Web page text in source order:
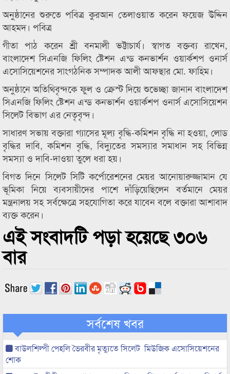
অনুষ্ঠানের শুরুতে পবিত্র কুরআন তেলাওয়াত করেন ফয়েজ উদ্দিন
আহমদ। পবিত্র
গীতা পাঠ করেন শ্রী বনমালী ভট্টাচার্য। স্বাগত বক্তব্য রাখেন,
বাংলাদেশ সিএনজি ফিলিং ষ্টেশন এন্ড কনভার্শন ওয়ার্কশপ ওনার্স
এসোসিয়েশনের সাংগঠনিক সম্পাদক আলী আফছার মো. ফাহিম।
অনুষ্ঠানে অতিথিবৃন্দকে ফুল ও ক্রেস্ট দিয়ে শুভেচ্ছা জানান বাংলাদেশ
সিএনজি ফিলিং ষ্টেশন এন্ড কনভার্শন ওয়ার্কশপ ওনার্স এসোসিয়েশন
সিলেট বিভাগ এর নেতৃবৃন্দ।
সাধারণ সভায় বক্তারা গ্যাসের মূল্য বৃদ্ধি-কমিশন বৃদ্ধি না হওয়া, লোড
বৃদ্ধির দাবি, কমিশন বৃদ্ধি, বিদ্যুতের সমস্যার সমাধান সহ বিভিন্ন
সমস্যা ও দাবি-দাওয়া তুলে ধরা হয়।
বিগত দিনে সিলেট সিটি কর্পোরেশনের মেয়র আনোয়ারুজ্জামান যে
ভূমিকা নিয়ে ব্যবসায়ীদের পাশে দাঁড়িয়েছিলেন বর্তমানে মেয়র
মন্ত্রনালয় সহ সর্বক্ষেত্রে সহযোগিতা করে যাবেন বলে বক্তারা আশাবাদ
ব্যক্ত করেন।
এই সংবাদটি পড়া হয়েছে ৩০৬
বার
সর্বশেষ খবর
বাউলশিল্পী পেহলি ভৈরবীর মৃত্যুতে সিলেট মিউজিক এসোসিয়েশনের
শোক